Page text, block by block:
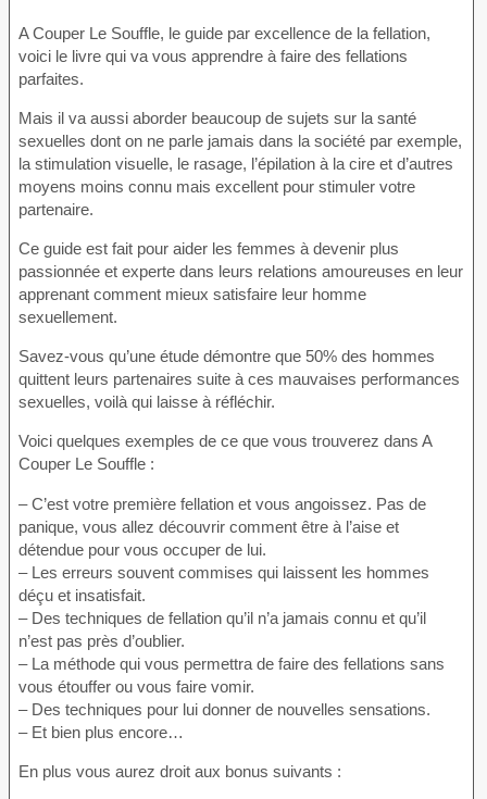
A Couper Le Souffle, le guide par excellence de la fellation,
voici le livre qui va vous apprendre à faire des fellations
parfaites.
Mais il va aussi aborder beaucoup de sujets sur la santé
sexuelles dont on ne parle jamais dans la société par exemple,
la stimulation visuelle, le rasage, l’épilation à la cire et d’autres
moyens moins connu mais excellent pour stimuler votre
partenaire.
Ce guide est fait pour aider les femmes à devenir plus
passionnée et experte dans leurs relations amoureuses en leur
apprenant comment mieux satisfaire leur homme
sexuellement.
Savez-vous qu’une étude démontre que 50% des hommes
quittent leurs partenaires suite à ces mauvaises performances
sexuelles, voilà qui laisse à réfléchir.
Voici quelques exemples de ce que vous trouverez dans A
Couper Le Souffle :
– C’est votre première fellation et vous angoissez. Pas de
panique, vous allez découvrir comment être à l’aise et
détendue pour vous occuper de lui.
– Les erreurs souvent commises qui laissent les hommes
déçu et insatisfait.
– Des techniques de fellation qu’il n’a jamais connu et qu’il
n’est pas près d’oublier.
– La méthode qui vous permettra de faire des fellations sans
vous étouffer ou vous faire vomir.
– Des techniques pour lui donner de nouvelles sensations.
– Et bien plus encore…
En plus vous aurez droit aux bonus suivants :